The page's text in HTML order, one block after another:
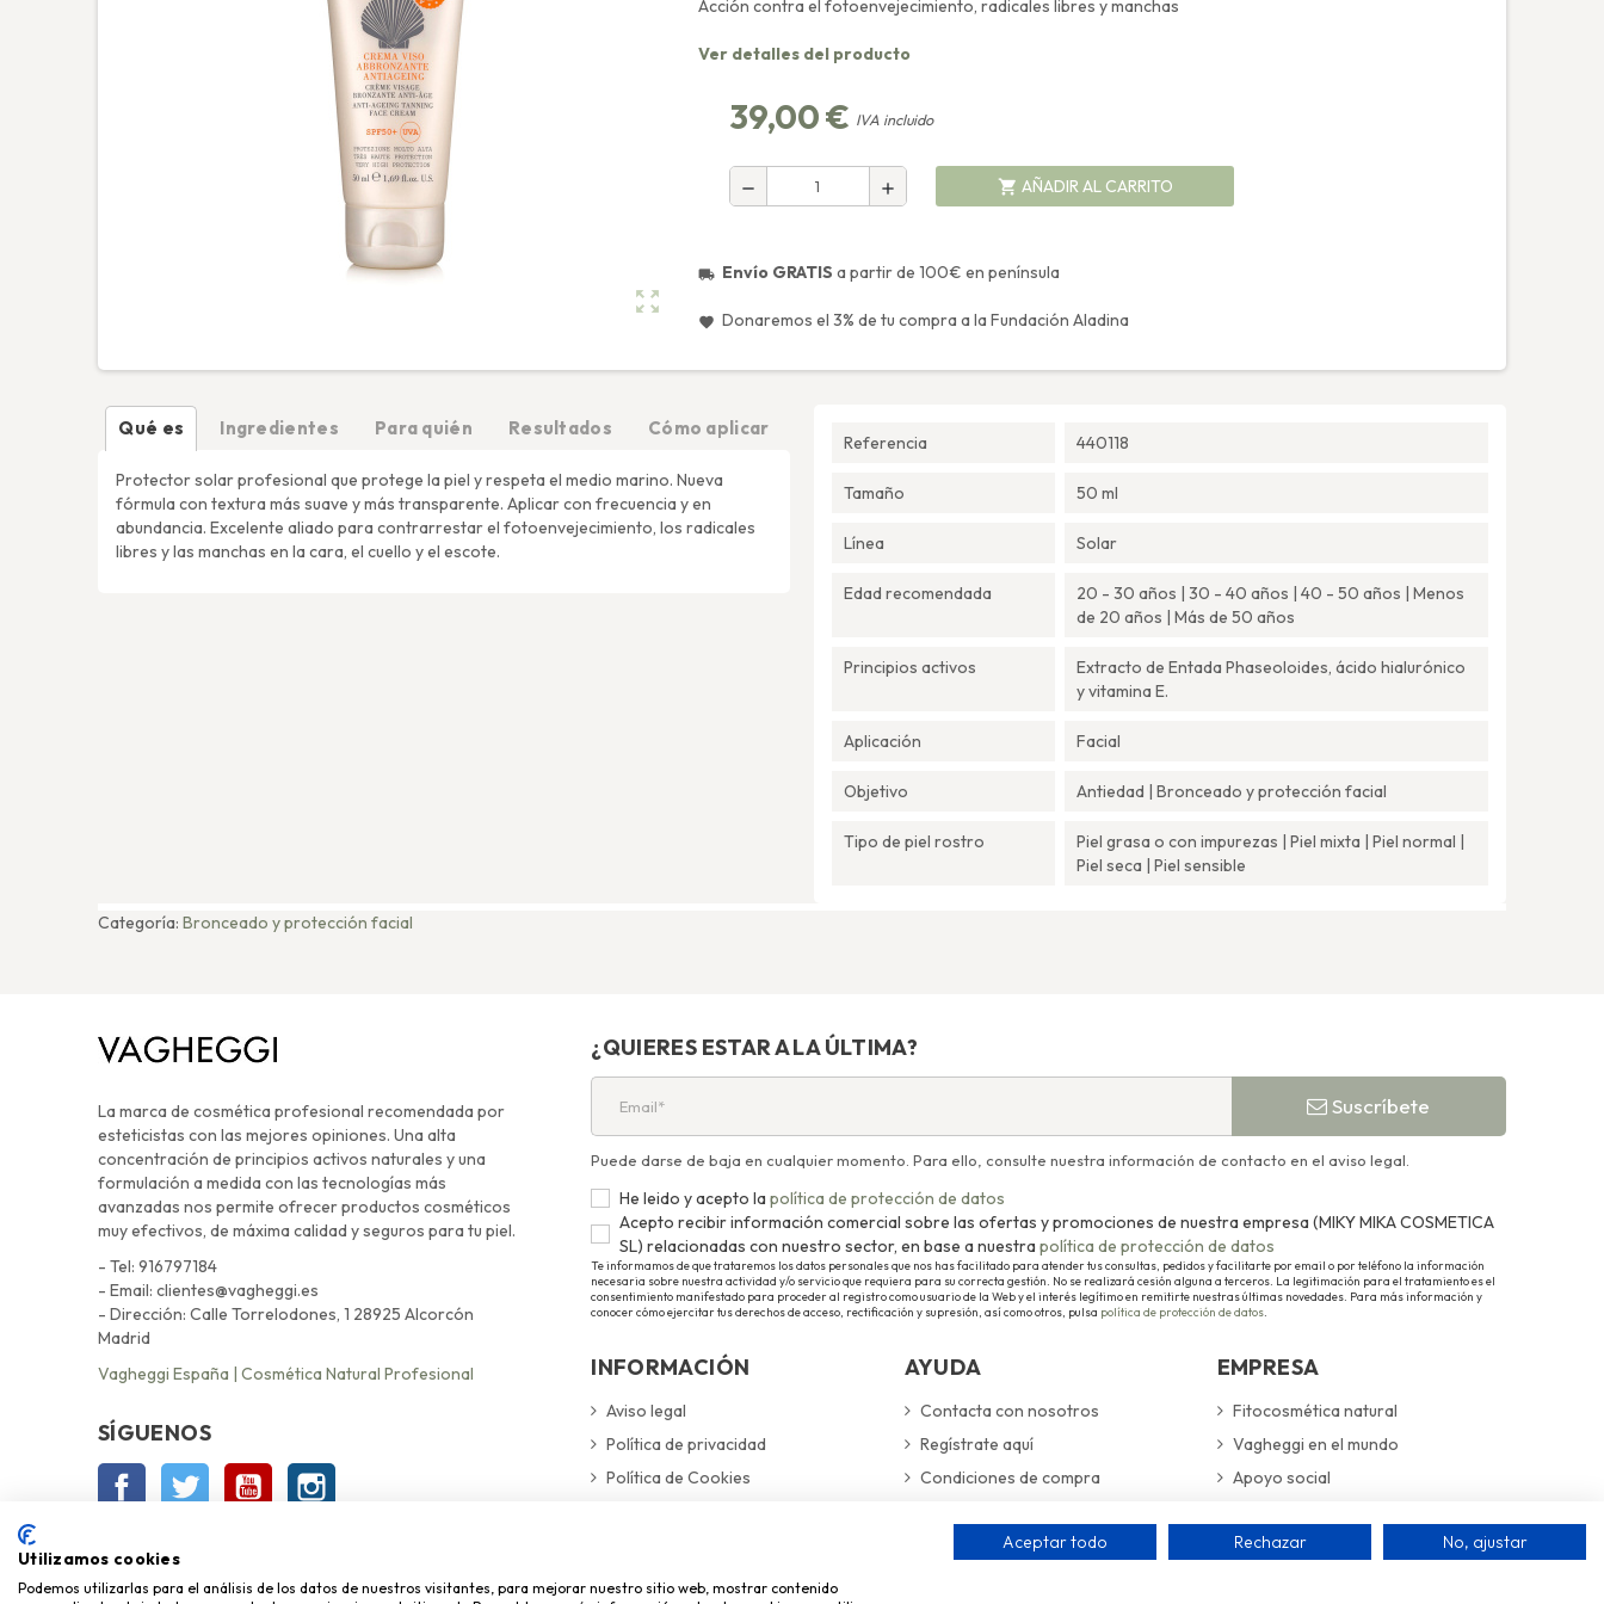
zoom_out_map
Acción contra el fotoenvejecimiento, radicales libres y manchas
Ver detalles del producto
39,00 € IVA incluido
remove add shopping_cart AÑADIR AL CARRITO
local_shipping Envío GRATIS a partir de 100€ en península
favorite Donaremos el 3% de tu compra a la Fundación Aladina
Qué es Ingredientes Para quién Resultados Cómo aplicar
Protector solar profesional que protege la piel y respeta el medio marino. Nueva
fórmula con textura más suave y más transparente. Aplicar con frecuencia y en
abundancia. Excelente aliado para contrarrestar el fotoenvejecimiento, los radicales
libres y las manchas en la cara, el cuello y el escote.
Referencia 440118
Tamaño 50 ml
Línea Solar
Edad recomendada
20 - 30 años | 30 - 40 años | 40 - 50 años | Menos
de 20 años | Más de 50 años
Principios activos
Extracto de Entada Phaseoloides, ácido hialurónico
y vitamina E.
Aplicación Facial
Objetivo Antiedad | Bronceado y protección facial
Tipo de piel rostro
Piel grasa o con impurezas | Piel mixta | Piel normal |
Piel seca | Piel sensible
Categoría: Bronceado y protección facial
La marca de cosmética profesional recomendada por
esteticistas con las mejores opiniones. Una alta
concentración de principios activos naturales y una
formulación a medida con las tecnologías más
avanzadas nos permite ofrecer productos cosméticos
muy efectivos, de máxima calidad y seguros para tu piel.
- Tel: 916797184
- Email: clientes@vagheggi.es
- Dirección: Calle Torrelodones, 1 28925 Alcorcón
Madrid
Vagheggi España | Cosmética Natural Profesional
SÍGUENOS
Facebook Twitter YouTube
¿QUIERES ESTAR A LA ÚLTIMA?
Suscríbete
Puede darse de baja en cualquier momento. Para ello, consulte nuestra información de contacto en el aviso legal.
He leido y acepto la política de protección de datos
Acepto recibir información comercial sobre las ofertas y promociones de nuestra empresa (MIKY MIKA COSMETICA
SL) relacionadas con nuestro sector, en base a nuestrapolítica de protección de datos
Te informamos de que trataremos los datos personales que nos has facilitado para atender tus consultas, pedidos y facilitarte por email o por teléfono la información
necesaria sobre nuestra actividad y/o servicio que requiera para su correcta gestión. No se realizará cesión alguna a terceros. La legitimación para el tratamiento es el
consentimiento manifestado para proceder al registro como usuario de la Web y el interés legítimo en remitirte nuestras últimas novedades. Para más información y
conocer cómo ejercitar tus derechos de acceso, rectificación y supresión, así como otros, pulsa política de protección de datos
INFORMACIÓN
Aviso legal
Política de privacidad
Política de Cookies
AYUDA
Contacta con nosotros
Regístrate aquí
Condiciones de compra
Formas de pago seguras
EMPRESA
Fitocosmética natural
Vagheggi en el mundo
Apoyo social
Utilizamos cookies
Podemos utilizarlas para el análisis de los datos de nuestros visitantes, para mejorar nuestro sitio web, mostrar contenido
Aceptar todo Rechazar No, ajustar